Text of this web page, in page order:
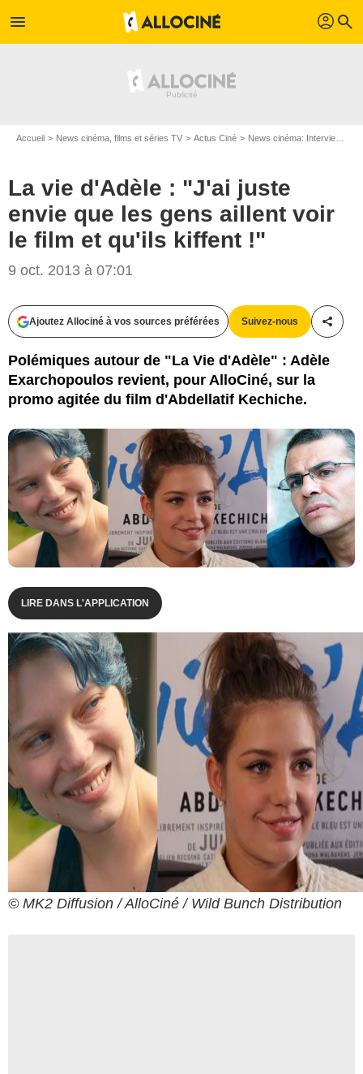
menu profil search
Accueil News cinéma, films et séries TV Actus Ciné News cinéma: Interviews
La vie d'Adèle : "J'ai juste
envie que les gens aillent voir
le film et qu'ils kiffent !"
9 oct. 2013 à 07:01
Ajoutez Allociné à vos sources préférées Suivez-nous
Polémiques autour de "La Vie d'Adèle" : Adèle
Exarchopoulos revient, pour AlloCiné, sur la
promo agitée du film d'Abdellatif Kechiche.
LIRE DANS L'APPLICATION
© MK2 Diffusion / AlloCiné / Wild Bunch Distribution